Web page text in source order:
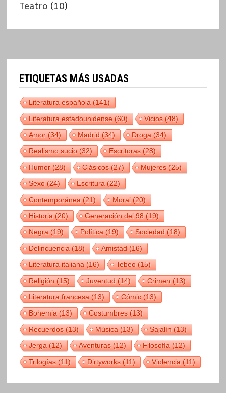
Teatro (10)
ETIQUETAS MÁS USADAS
Literatura española(141)
Literatura estadounidense(60) Vicios(48)
Amor(34) Madrid(34) Droga(34)
Realismo sucio(32) Escritoras(28)
Humor(28) Clásicos(27) Mujeres(25)
Sexo(24) Escritura(22)
Contemporánea(21) Moral(20)
Historia(20) Generación del 98(19)
Negra(19) Política(19) Sociedad(18)
Delincuencia(18) Amistad(16)
Literatura italiana(16) Tebeo(15)
Religión(15) Juventud(14) Crimen(13)
Literatura francesa(13) Cómic(13)
Bohemia(13) Costumbres(13)
Recuerdos(13) Música(13) Sajalín(13)
Jerga(12) Aventuras(12) Filosofía(12)
Trilogías(11) Dirtyworks(11) Violencia(11)